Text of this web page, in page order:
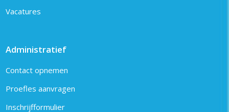
Vacatures
Administratief
Contact opnemen
Proefles aanvragen
Inschrijfformulier